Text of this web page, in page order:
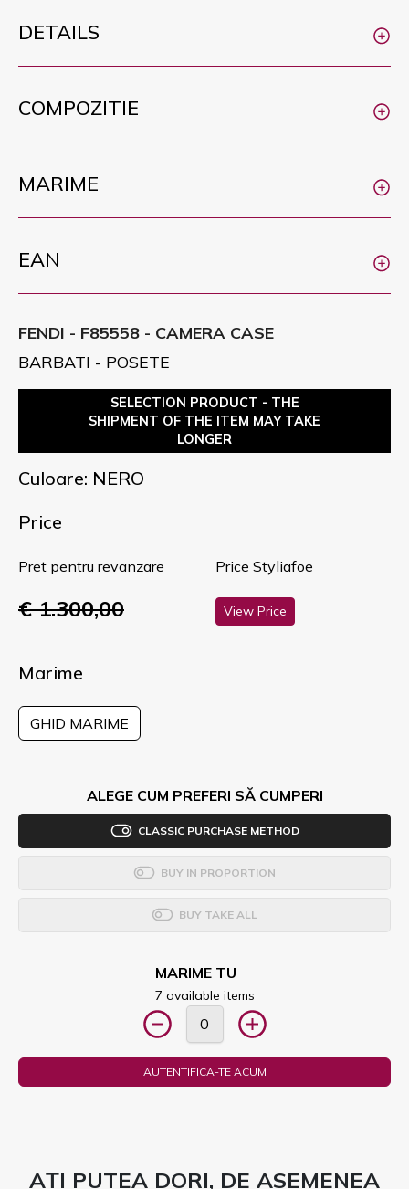
DETAILS
COMPOZITIE
MARIME
EAN
FENDI - F85558 - CAMERA CASE
BARBATI - POSETE
SELECTION PRODUCT - THE
SHIPMENT OF THE ITEM MAY TAKE
LONGER
Culoare: NERO
Price
Pret pentru revanzare
€ 1.300,00
Price Styliafoe
View Price
Marime
GHID MARIME
ALEGE CUM PREFERI SĂ CUMPERI
CLASSIC PURCHASE METHOD
BUY IN PROPORTION
BUY TAKE ALL
MARIME TU
7 available items
AUTENTIFICA-TE ACUM
AȚI PUTEA DORI, DE ASEMENEA